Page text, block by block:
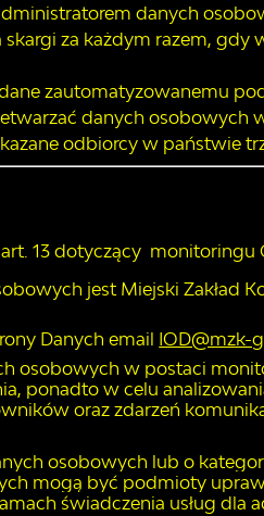
danych
za każdym razem,
zautomatyzowanemu
danych osobowych
odbiorcy w państwie
13 dotyczący
jest Miejski Zakład
Danych email IOD@mzk-
osobowych w postaci
ponadto w celu
oraz zdarzeń
osobowych lub o
mogą być podmioty
świadczenia usług dla